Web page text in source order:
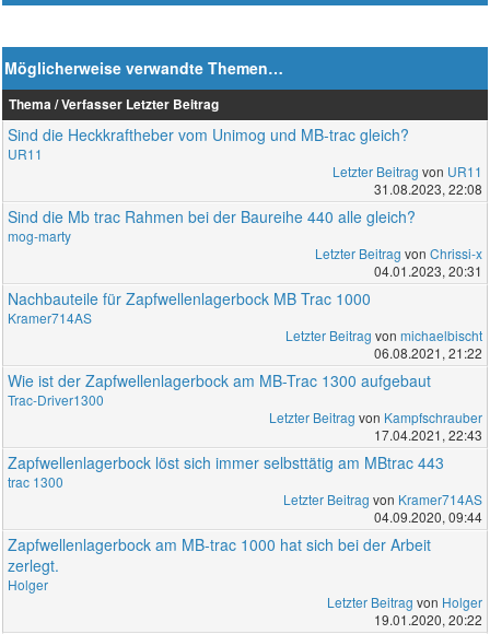
Möglicherweise verwandte Themen…
Thema / Verfasser Letzter Beitrag
Sind die Heckkraftheber vom Unimog und MB-trac gleich?
UR11
Letzter Beitrag von UR11
31.08.2023, 22:08
Sind die Mb trac Rahmen bei der Baureihe 440 alle gleich?
mog-marty
Letzter Beitrag von Chrissi-x
04.01.2023, 20:31
Nachbauteile für Zapfwellenlagerbock MB Trac 1000
Kramer714AS
Letzter Beitrag von michaelbischt
06.08.2021, 21:22
Wie ist der Zapfwellenlagerbock am MB-Trac 1300 aufgebaut
Trac-Driver1300
Letzter Beitrag von Kampfschrauber
17.04.2021, 22:43
Zapfwellenlagerbock löst sich immer selbsttätig am MBtrac 443
trac 1300
Letzter Beitrag von Kramer714AS
04.09.2020, 09:44
Zapfwellenlagerbock am MB-trac 1000 hat sich bei der Arbeit
zerlegt.
Holger
Letzter Beitrag von Holger
19.01.2020, 20:22